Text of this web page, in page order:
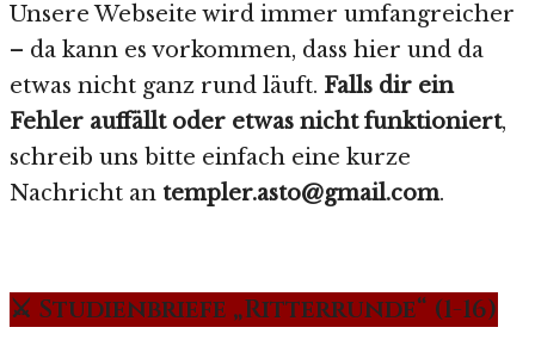
Unsere Webseite wird immer umfangreicher
– da kann es vorkommen, dass hier und da
etwas nicht ganz rund läuft. Falls dir ein
Fehler auffällt oder etwas nicht funktioniert,
schreib uns bitte einfach eine kurze
Nachricht an templer.asto@gmail.com.
⚔️ Studienbriefe „Ritterrunde“ (1-16)